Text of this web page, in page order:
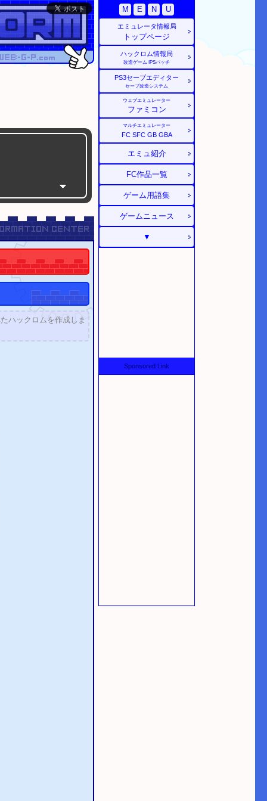
ハックロムを作成しま
M E N U
エミュレータ情報局
トップページ
ハックロム情報局
改造ゲーム IPSパッチ
PS3セーブエディター
セーブ改造システム
ウェブエミュレーター
ファミコン
マルチエミュレーター
FC SFC GB GBA
エミュ紹介
FC作品一覧
ゲーム用語集
ゲームニュース
▼
Sponsored Link